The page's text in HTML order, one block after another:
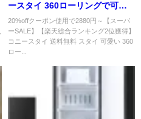
ースタイ 360ローリングで可愛
い人気ベビースタイ
20%offクーポン使用で2880円～【スーパ
ーSALE】【楽天総合ランキング2位獲得】
コニースタイ 送料無料 スタイ 可愛い 360
ロー...